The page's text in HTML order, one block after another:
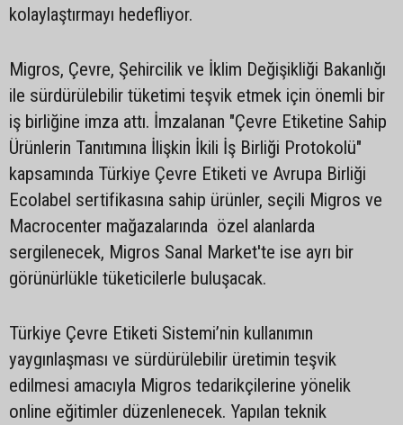
kolaylaştırmayı hedefliyor.
Migros, Çevre, Şehircilik ve İklim Değişikliği Bakanlığı
ile sürdürülebilir tüketimi teşvik etmek için önemli bir
iş birliğine imza attı. İmzalanan "Çevre Etiketine Sahip
Ürünlerin Tanıtımına İlişkin İkili İş Birliği Protokolü"
kapsamında Türkiye Çevre Etiketi ve Avrupa Birliği
Ecolabel sertifikasına sahip ürünler, seçili Migros ve
Macrocenter mağazalarında özel alanlarda
sergilenecek, Migros Sanal Market'te ise ayrı bir
görünürlükle tüketicilerle buluşacak.
Türkiye Çevre Etiketi Sistemi’nin kullanımın
yaygınlaşması ve sürdürülebilir üretimin teşvik
edilmesi amacıyla Migros tedarikçilerine yönelik
online eğitimler düzenlenecek. Yapılan teknik